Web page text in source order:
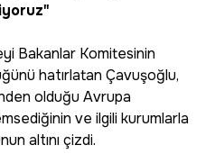
Bakanlar Komitesinin
hatırlatan Çavuşoğlu,
olduğu Avrupa
ve ilgili kurumlarla
altını çizdi.